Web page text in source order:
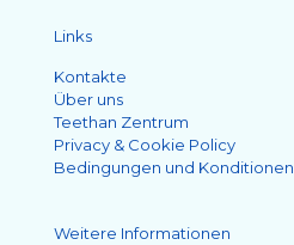
Links
Kontakte
Über uns
Teethan Zentrum
Privacy & Cookie Policy
Bedingungen und Konditionen
Weitere Informationen